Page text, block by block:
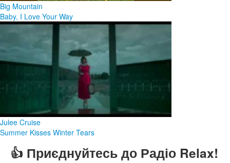
Big Mountain
Baby, I Love Your Way
Julee Cruise
Summer Kisses Winter Tears
👍 Приєднуйтесь до Радіо Relax!